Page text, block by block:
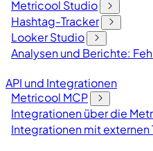
Metricool Studio
Hashtag-Tracker
Looker Studio
Analysen und Berichte:
API und Integrationen
Metricool MCP
Integrationen über die
Integrationen mit externen